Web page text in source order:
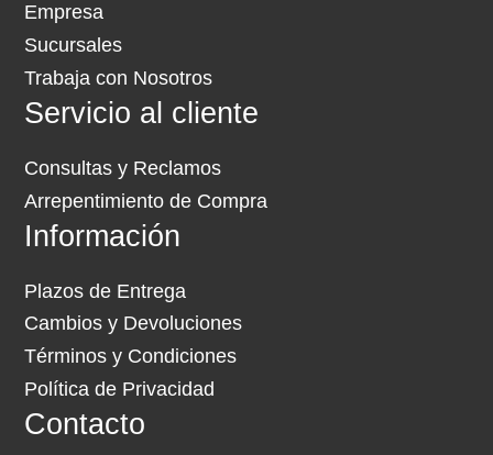
Empresa
Sucursales
Trabaja con Nosotros
Servicio al cliente
Consultas y Reclamos
Arrepentimiento de Compra
Información
Plazos de Entrega
Cambios y Devoluciones
Términos y Condiciones
Política de Privacidad
Contacto